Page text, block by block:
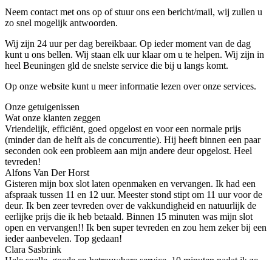
Neem contact met ons op of stuur ons een bericht/mail, wij zullen u
zo snel mogelijk antwoorden.
Wij zijn 24 uur per dag bereikbaar. Op ieder moment van de dag
kunt u ons bellen. Wij staan elk uur klaar om u te helpen. Wij zijn in
heel Beuningen gld de snelste service die bij u langs komt.
Op onze website kunt u meer informatie lezen over onze services.
Onze getuigenissen
Wat onze klanten zeggen
Vriendelijk, efficiënt, goed opgelost en voor een normale prijs
(minder dan de helft als de concurrentie). Hij heeft binnen een paar
seconden ook een probleem aan mijn andere deur opgelost. Heel
tevreden!
Alfons Van Der Horst
Gisteren mijn box slot laten openmaken en vervangen. Ik had een
afspraak tussen 11 en 12 uur. Meester stond stipt om 11 uur voor de
deur. Ik ben zeer tevreden over de vakkundigheid en natuurlijk de
eerlijke prijs die ik heb betaald. Binnen 15 minuten was mijn slot
open en vervangen!! Ik ben super tevreden en zou hem zeker bij een
ieder aanbevelen. Top gedaan!
Clara Sasbrink